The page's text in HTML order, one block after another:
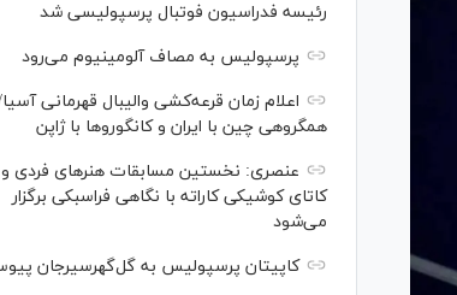
رئیسه فدراسیون فوتبال پرسپولیسی شد
پرسپولیس به مصاف آلومینیوم می‌رود
اعلام زمان قرعه‌کشی والیبال قهرمانی
همگروهی چین با ایران و کانگورو‌ها با ژاپن
عنصری: نخستین مسابقات هنر‌های فردی و
کاتای کوشیکی کاراته با نگاهی فراسبکی برگزار
می‌شود
کاپیتان پرسپولیس به گل‌گهرسیرجان